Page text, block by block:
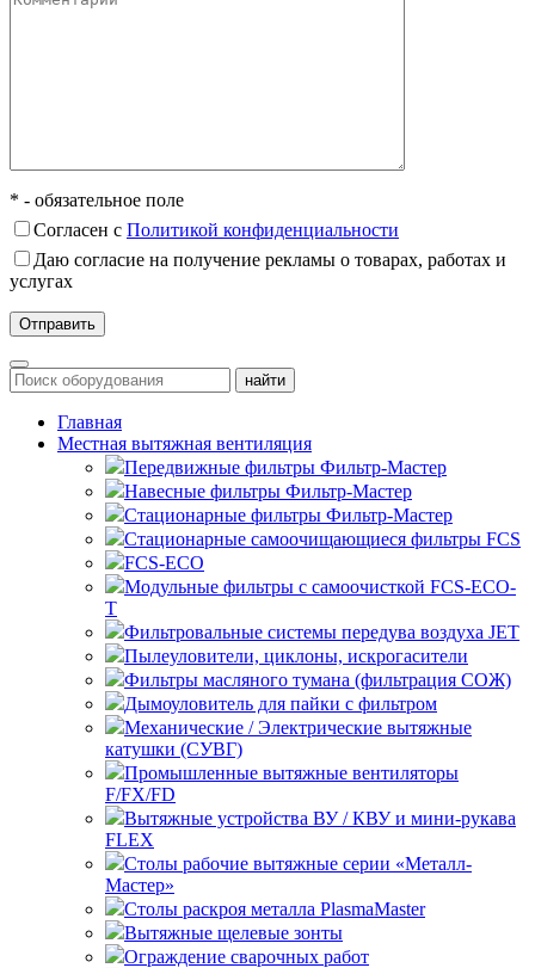
* - обязательное поле
Согласен с Политикой конфиденциальности
Даю согласие на получение рекламы о товарах, работах и
услугах
Главная
Местная вытяжная вентиляция
Передвижные
Навесные
Стационарные
Стационарные самоочищающиеся
FCS
FCS-ECO
Модульные
с самоочисткой FCS-ECO-
T
Фильтровальные системы передува воздуха JET
Пылеуловители, циклоны, искрогасители
Фильтры масляного тумана (фильтрация СОЖ)
Дымоуловитель для пайки с фильтром
Механические / Электрические вытяжные
катушки (СУВГ)
Промышленные вытяжные вентиляторы
F/FX/FD
Вытяжные устройства ВУ / КВУ и мини-рукава
FLEX
Столы рабочие вытяжные серии «Металл-
Мастер»
Столы раскроя металла PlasmaMaster
Вытяжные щелевые зонты
Ограждение сварочных работ